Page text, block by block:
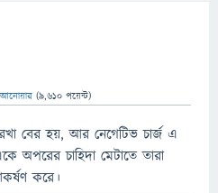
(9,610 পয়েন্ট)
বের হয়, আর নেগেটিভ চার্জ এ
অপরের চাহিদা মেটাতে তারা
করে।